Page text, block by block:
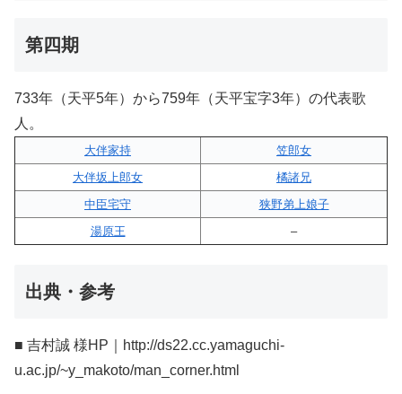
第四期
733年（天平5年）から759年（天平宝字3年）の代表歌
人。
大伴家持
笠郎女
大伴坂上郎女
橘諸兄
中臣宅守
狭野弟上娘子
湯原王
–
出典・参考
■ 吉村誠 様HP｜http://ds22.cc.yamaguchi-
u.ac.jp/~y_makoto/man_corner.html